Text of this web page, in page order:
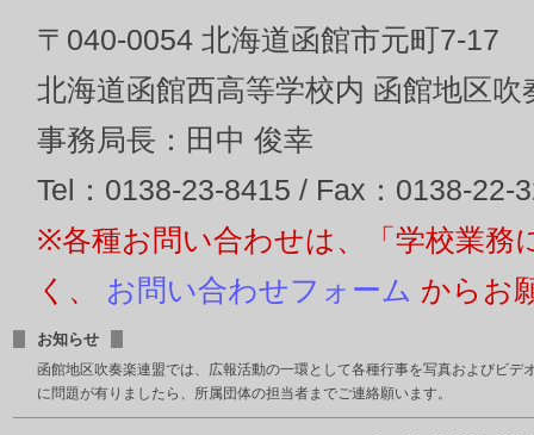
〒040-0054 北海道函館市元町7-17
北海道函館西高等学校内 函館地区吹
事務局長：田中 俊幸
Tel：0138-23-8415 / Fax：0138-22-
※各種お問い合わせは、「学校業務
く、 お問い合わせフォーム からお
お知らせ
函館地区吹奏楽連盟では、広報活動の一環として各種行事を写真およびビ
に問題が有りましたら、所属団体の担当者までご連絡願います。